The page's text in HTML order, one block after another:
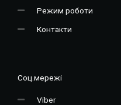
Режим роботи
Контакти
Соц.мережі
Viber